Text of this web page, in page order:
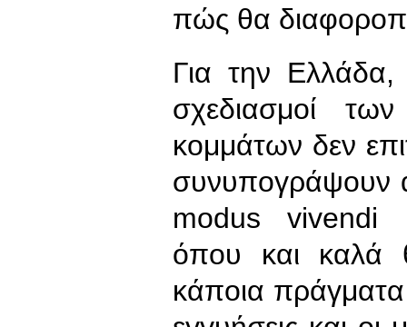
πώς θα
Για την Ελλάδα,
σχεδιασμοί
κομμάτων δεν
συνυπογράψουν
modus vivendi
όπου και καλά
κάποια